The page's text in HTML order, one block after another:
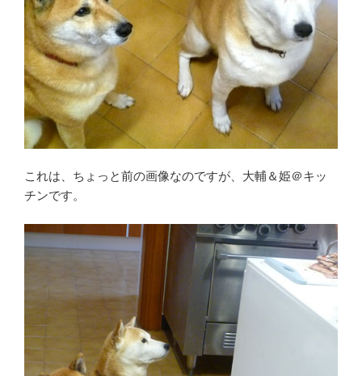
これは、ちょっと前の画像なのですが、大輔＆姫＠キッ
チンです。